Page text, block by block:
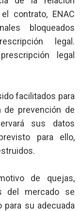
contrato, ENAC
bloqueados
legal.
legal
facilitados para
de prevención de
sus datos
para ello,
de quejas,
del mercado se
su adecuada